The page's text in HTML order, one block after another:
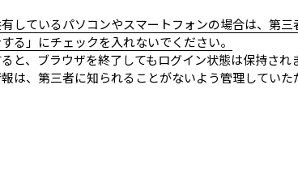
しているパソコンやスマートフォンの場合は、第
る」にチェックを入れないでください。
と、ブラウザを終了してもログイン状態は保持され
は、第三者に知られることがないよう管理してい